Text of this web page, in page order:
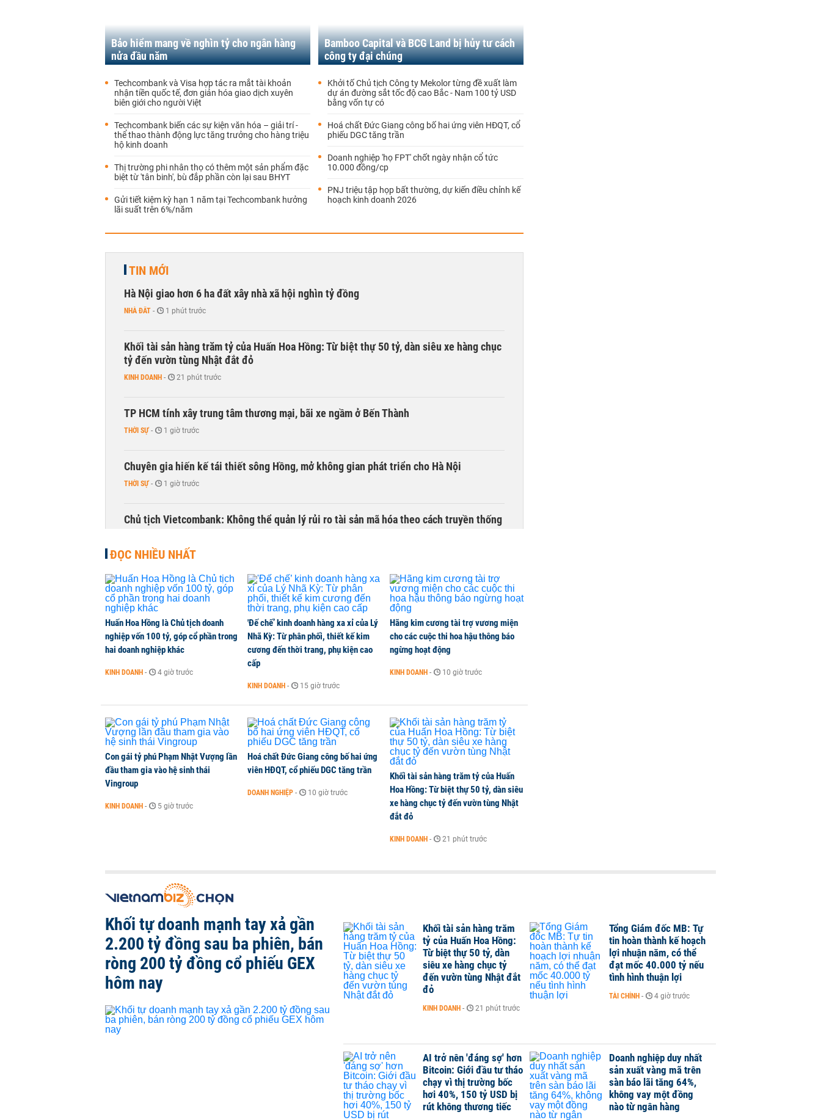
Bảo hiểm mang về nghìn tỷ cho ngân hàng
nửa đầu năm
Techcombank và Visa hợp tác ra mắt tài khoản
nhận tiền quốc tế, đơn giản hóa giao dịch xuyên
biên giới cho người Việt
Techcombank biến các sự kiện văn hóa – giải trí -
thể thao thành động lực tăng trưởng cho hàng triệu
hộ kinh doanh
Thị trường phi nhân thọ có thêm một sản phẩm đặc
biệt từ 'tân binh', bù đắp phần còn lại sau BHYT
Gửi tiết kiệm kỳ hạn 1 năm tại Techcombank hưởng
lãi suất trên 6%/năm
Bamboo Capital và BCG Land bị hủy tư cách
công ty đại chúng
Khởi tố Chủ tịch Công ty Mekolor từng đề xuất làm
dự án đường sắt tốc độ cao Bắc - Nam 100 tỷ USD
bằng vốn tự có
Hoá chất Đức Giang công bố hai ứng viên HĐQT, cổ
phiếu DGC tăng trần
Doanh nghiệp 'họ FPT' chốt ngày nhận cổ tức
10.000 đồng/cp
PNJ triệu tập họp bất thường, dự kiến điều chỉnh kế
hoạch kinh doanh 2026
TIN MỚI
Hà Nội giao hơn 6 ha đất xây nhà xã hội nghìn tỷ đồng
NHÀ ĐẤT - 1 phút trước
Khối tài sản hàng trăm tỷ của Huấn Hoa Hồng: Từ biệt thự 50 tỷ, dàn siêu xe hàng chục
tỷ đến vườn tùng Nhật đắt đỏ
KINH DOANH - 21 phút trước
TP HCM tính xây trung tâm thương mại, bãi xe ngầm ở Bến Thành
THỜI SỰ - 1 giờ trước
Chuyên gia hiến kế tái thiết sông Hồng, mở không gian phát triển cho Hà Nội
THỜI SỰ - 1 giờ trước
Chủ tịch Vietcombank: Không thể quản lý rủi ro tài sản mã hóa theo cách truyền thống
ĐỌC NHIỀU NHẤT
Huấn Hoa Hồng là Chủ tịch doanh
nghiệp vốn 100 tỷ, góp cổ phần trong
hai doanh nghiệp khác
KINH DOANH - 4 giờ trước
'Đế chế’ kinh doanh hàng xa xỉ của Lý
Nhã Kỳ: Từ phân phối, thiết kế kim
cương đến thời trang, phụ kiện cao
cấp
KINH DOANH - 15 giờ trước
Hãng kim cương tài trợ vương miện
cho các cuộc thi hoa hậu thông báo
ngừng hoạt động
KINH DOANH - 10 giờ trước
Con gái tỷ phú Phạm Nhật Vượng lần
đầu tham gia vào hệ sinh thái
Vingroup
KINH DOANH - 5 giờ trước
Hoá chất Đức Giang công bố hai ứng
viên HĐQT, cổ phiếu DGC tăng trần
DOANH NGHIỆP - 10 giờ trước
Khối tài sản hàng trăm tỷ của Huấn
Hoa Hồng: Từ biệt thự 50 tỷ, dàn siêu
xe hàng chục tỷ đến vườn tùng Nhật
đắt đỏ
KINH DOANH - 21 phút trước
Khối tự doanh mạnh tay xả gần
2.200 tỷ đồng sau ba phiên, bán
ròng 200 tỷ đồng cổ phiếu GEX
hôm nay
Khối tài sản hàng trăm
tỷ của Huấn Hoa Hồng:
Từ biệt thự 50 tỷ, dàn
siêu xe hàng chục tỷ
đến vườn tùng Nhật đắt
đỏ
KINH DOANH - 21 phút trước
Tổng Giám đốc MB: Tự
tin hoàn thành kế hoạch
lợi nhuận năm, có thể
đạt mốc 40.000 tỷ nếu
tình hình thuận lợi
TÀI CHÍNH - 4 giờ trước
AI trở nên 'đáng sợ' hơn
Bitcoin: Giới đầu tư tháo
chạy vì thị trường bốc
hơi 40%, 150 tỷ USD bị
rút không thương tiếc
Doanh nghiệp duy nhất
sản xuất vàng mã trên
sàn báo lãi tăng 64%,
không vay một đồng
nào từ ngân hàng